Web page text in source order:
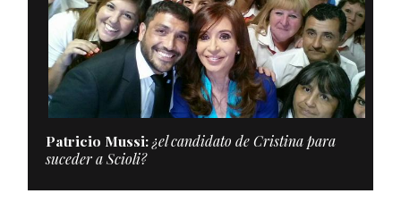
Patricio Mussi:¿el candidato de Cristina para
suceder a Scioli?